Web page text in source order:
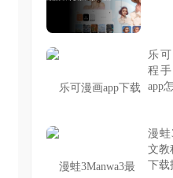
乐
程
app
漫蛙
文教
下载